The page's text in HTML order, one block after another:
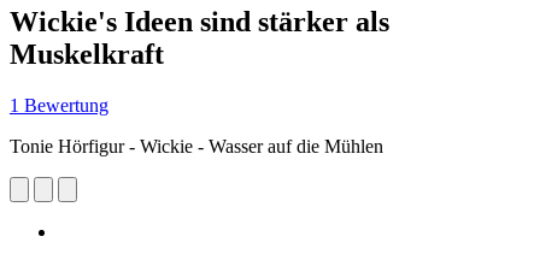
Wickie's Ideen sind stärker als
Muskelkraft
1 Bewertung
Tonie Hörfigur - Wickie - Wasser auf die Mühlen